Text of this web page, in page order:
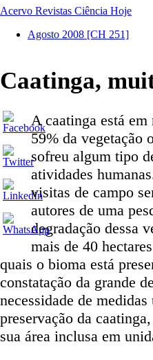
Acervo Revistas Ciência Hoje
Agosto 2008 [CH 251]
Caatinga,
A caatinga está
59% da vegetação
sofreu algum tipo
atividades
visitas de campo
autores de uma
degradação dessa
mais de 40
quais o bioma está
constatação da grande
necessidade de medidas
preservação da
sua área inclusa em